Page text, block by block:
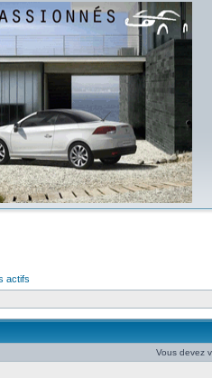
actifs
Vous devez